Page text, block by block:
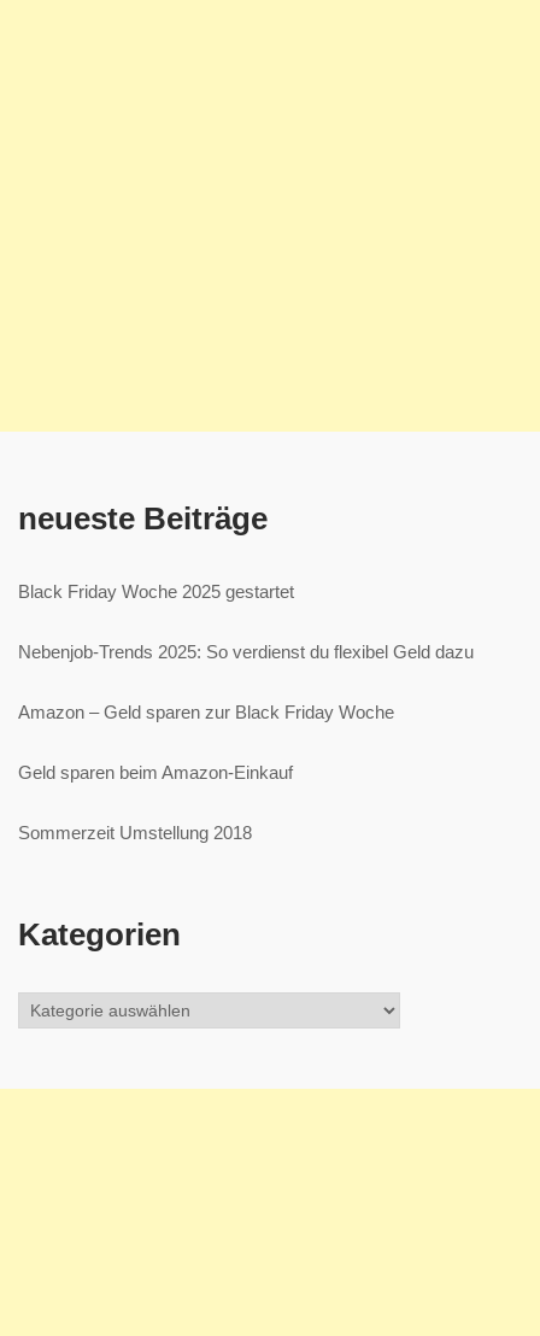
neueste Beiträge
Black Friday Woche 2025 gestartet
Nebenjob-Trends 2025: So verdienst du flexibel Geld dazu
Amazon – Geld sparen zur Black Friday Woche
Geld sparen beim Amazon-Einkauf
Sommerzeit Umstellung 2018
Kategorien
Kategorien